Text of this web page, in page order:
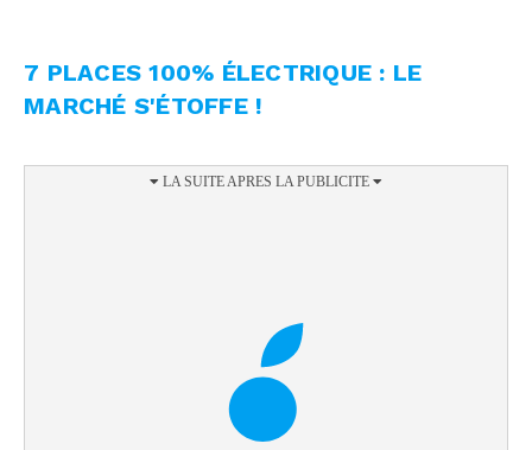
7 PLACES 100% ÉLECTRIQUE : LE
MARCHÉ S'ÉTOFFE !